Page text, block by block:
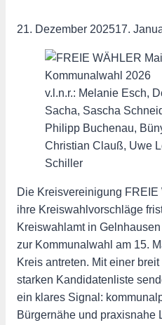
21. Dezember 202517.
v.l.n.r.: Melanie Esch,
Sacha, Sascha
Philipp Buchenau,
Christian Clauß, Uwe
Schiller
Die Kreisvereinigung
ihre Kreiswahlvorschläge
Kreiswahlamt in
zur Kommunalwahl am 15.
Kreis antreten. Mit einer
starken Kandidatenliste
ein klares Signal:
Bürgernähe und praxisnahe